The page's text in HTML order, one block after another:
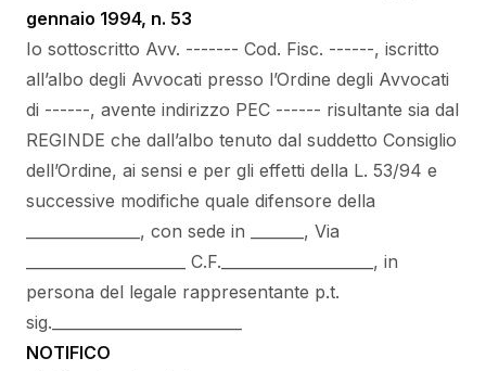
gennaio 1994, n. 53
Io sottoscritto Avv. ------- Cod. Fisc. ------, iscritto
all’albo degli Avvocati presso l’Ordine degli Avvocati
di ------, avente indirizzo PEC ------ risultante sia dal
REGINDE che dall’albo tenuto dal suddetto Consiglio
dell’Ordine, ai sensi e per gli effetti della L. 53/94 e
successive modifiche quale difensore della
_______________, con sede in _______, Via
_____________________ C.F.____________________, in
persona del legale rappresentante p.t.
sig._________________________
NOTIFICO